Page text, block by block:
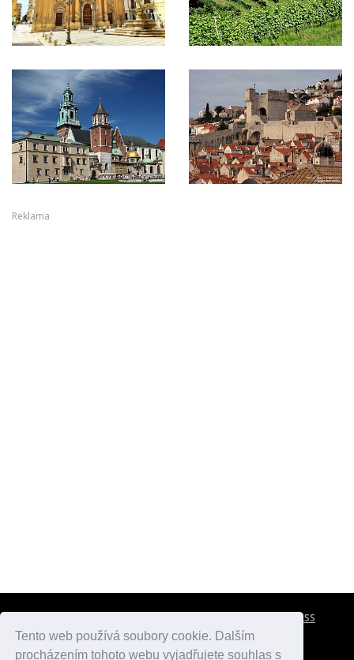
Tento web používá soubory cookie. Dalším
procházením tohoto webu vyjadřujete souhlas s
Reklama
RSS